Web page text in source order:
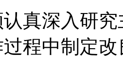
真深入研
程中制定